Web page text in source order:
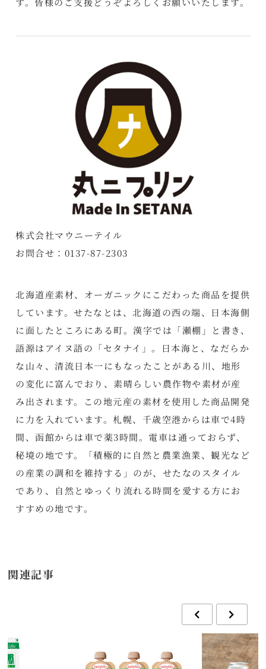
株式会社マウニーテイル
お問合せ：0137-87-2303
北海道産素材、オーガニックにこだわった商品を提供
しています。せたなとは、北海道の西の端、日本海側
に面したところにある町。漢字では「瀬棚」と書き、
語源はアイヌ語の「セタナイ」。日本海と、なだらか
な山々、清流日本一にもなったことがある川、地形
の変化に富んでおり、素晴らしい農作物や素材が産
み出されます。この地元産の素材を使用した商品開発
に力を入れています。札幌、千歳空港からは車で4時
間、函館からは車で薬3時間。電車は通っておらず、
秘境の地です。「積極的に自然と農業漁業、観光など
の産業の調和を維持する」のが、せたなのスタイル
であり、自然とゆっくり流れる時間を愛する方にお
すすめの地です。
関連記事